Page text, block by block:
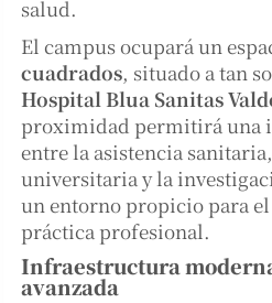
salud.
El campus ocupará un
cuadrados, situado a tan
Hospital Blua Sanitas
proximidad permitirá una
entre la asistencia
universitaria y la
un entorno propicio para
práctica profesional.
Infraestructura
avanzada